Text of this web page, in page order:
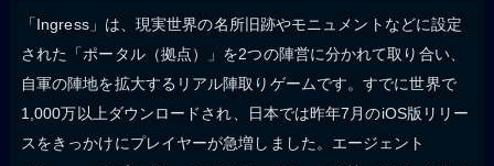
「Ingress」は、現実世界の名所旧跡やモニュメントなどに設定
された「ポータル（拠点）」を2つの陣営に分かれて取り合い、
自軍の陣地を拡大するリアル陣取りゲームです。すでに世界で
1,000万以上ダウンロードされ、日本では昨年7月のiOS版リリー
スをきっかけにプレイヤーが急増しました。エージェント